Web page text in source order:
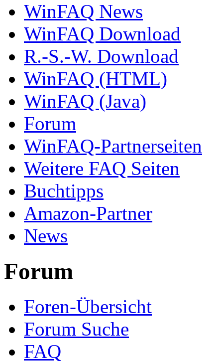
WinFAQ News
WinFAQ Download
R.-S.-W. Download
WinFAQ (HTML)
WinFAQ (Java)
Forum
WinFAQ-Partnerseiten
Weitere FAQ Seiten
Buchtipps
Amazon-Partner
News
Forum
Foren-Übersicht
Forum Suche
FAQ